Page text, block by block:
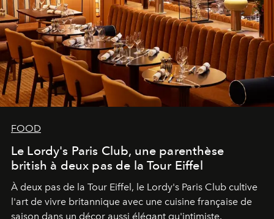
FOOD
Le Lordy's Paris Club, une parenthèse
british à deux pas de la Tour Eiffel
À deux pas de la Tour Eiffel, le Lordy's Paris Club cultive
l'art de vivre britannique avec une cuisine française de
saison dans un décor aussi élégant qu'intimiste.